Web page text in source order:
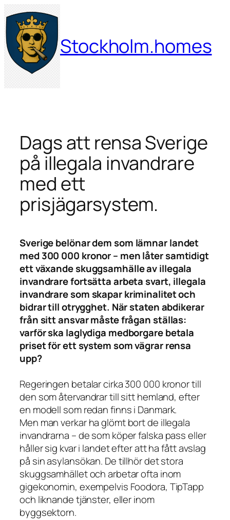
Hoppa
till
innehåll
Stockholm.homes
Dags att rensa Sverige
på illegala invandrare
med ett
prisjägarsystem.
Sverige belönar dem som lämnar landet
med 300 000 kronor – men låter samtidigt
ett växande skuggsamhälle av illegala
invandrare fortsätta arbeta svart, illegala
invandrare som skapar kriminalitet och
bidrar till otrygghet. När staten abdikerar
från sitt ansvar måste frågan ställas:
varför ska laglydiga medborgare betala
priset för ett system som vägrar rensa
upp?
Regeringen betalar cirka 300 000 kronor till
den som återvandrar till sitt hemland, efter
en modell som redan finns i Danmark.
Men man verkar ha glömt bort de illegala
invandrarna – de som köper falska pass eller
håller sig kvar i landet efter att ha fått avslag
på sin asylansökan. De tillhör det stora
skuggsamhället och arbetar ofta inom
gigekonomin, exempelvis Foodora, TipTapp
och liknande tjänster, eller inom
byggsektorn.